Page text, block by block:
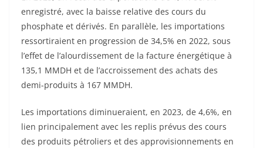
enregistré, avec la baisse relative des cours du
phosphate et dérivés. En parallèle, les importations
ressortiraient en progression de 34,5% en 2022, sous
l’effet de l’alourdissement de la facture énergétique à
135,1 MMDH et de l’accroissement des achats des
demi-produits à 167 MMDH.
Les importations diminueraient, en 2023, de 4,6%, en
lien principalement avec les replis prévus des cours
des produits pétroliers et des approvisionnements en